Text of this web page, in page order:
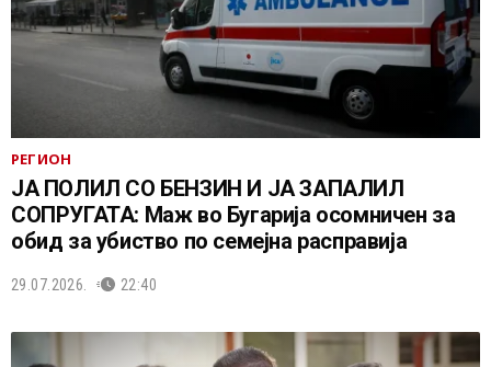
РЕГИОН
ЈА ПОЛИЛ СО БЕНЗИН И ЈА ЗАПАЛИЛ
СОПРУГАТА: Маж во Бугарија осомничен за
обид за убиство по семејна расправија
29.07.2026. 22:40